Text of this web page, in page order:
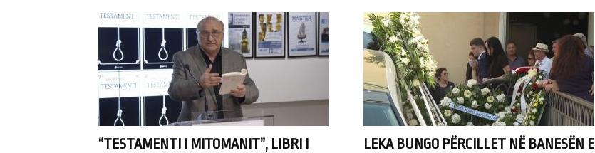
“TESTAMENTI I MITOMANIT”, LIBRI I
LEKA BUNGO PËRCILLET NË BANESËN E